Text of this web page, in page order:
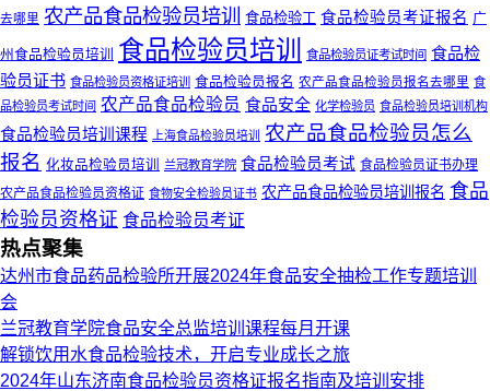
去哪里 农产品食品检验员培训 食品检验工 食品检验员考证报名 广
州食品检验员培训 食品检验员培训 食品检验员证考试时间 食品检
验员证书 食品检验员资格证培训 食品检验员报名 农产品食品检验员报名去哪里 食
品检验员考试时间 农产品食品检验员 食品安全 化学检验员 食品检验员培训机构
食品检验员培训课程 上海食品检验员培训
农产品食品检验员怎么
报名 化妆品检验员培训 兰冠教育学院 食品检验员考试 食品检验员证书办理
农产品食品检验员资格证 食物安全检验员证书 农产品食品检验员培训报名 食品
检验员资格证 食品检验员考证
热点聚集
达州市食品药品检验所开展2024年食品安全抽检工作专题培训
会
兰冠教育学院食品安全总监培训课程每月开课
解锁饮用水食品检验技术，开启专业成长之旅
2024年山东济南食品检验员资格证报名指南及培训安排